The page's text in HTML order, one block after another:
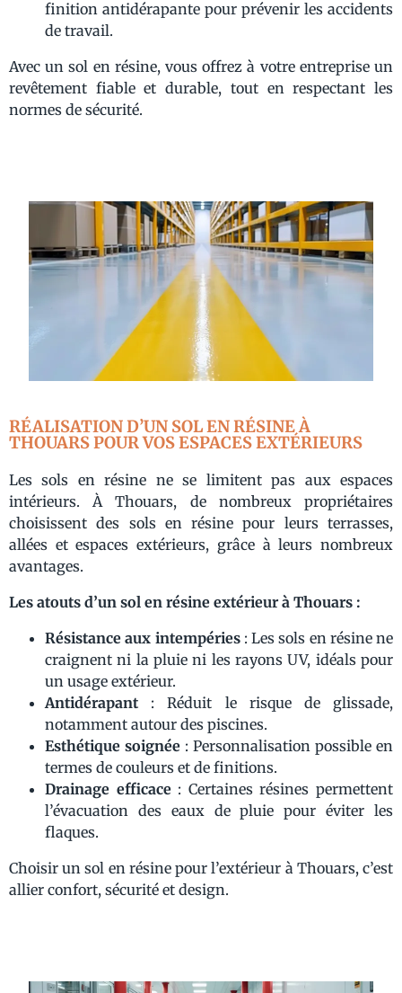
finition antidérapante pour prévenir les accidents
de travail.
Avec un sol en résine, vous offrez à votre entreprise un
revêtement fiable et durable, tout en respectant les
normes de sécurité.
RÉALISATION D’UN SOL EN RÉSINE À
THOUARS POUR VOS ESPACES EXTÉRIEURS
Les sols en résine ne se limitent pas aux espaces
intérieurs. À Thouars, de nombreux propriétaires
choisissent des sols en résine pour leurs terrasses,
allées et espaces extérieurs, grâce à leurs nombreux
avantages.
Les atouts d’un sol en résine extérieur à Thouars :
Résistance aux intempéries: Les sols en résine ne
craignent ni la pluie ni les rayons UV, idéals pour
un usage extérieur.
Antidérapant : Réduit le risque de glissade,
notamment autour des piscines.
Esthétique soignée : Personnalisation possible en
termes de couleurs et de finitions.
Drainage efficace: Certaines résines permettent
l’évacuation des eaux de pluie pour éviter les
flaques.
Choisir un sol en résine pour l’extérieur à Thouars, c’est
allier confort, sécurité et design.